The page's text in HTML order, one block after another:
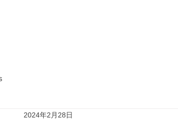
2024年2月28日